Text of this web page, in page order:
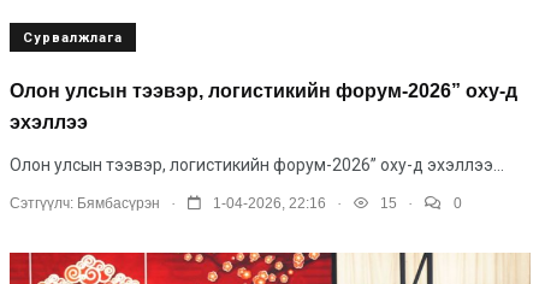
Сурвалжлага
Олон улсын тээвэр, логистикийн форум-2026” оху-д
эхэллээ
Олон улсын тээвэр, логистикийн форум-2026” оху-д эхэллээ...
Сэтгүүлч: Бямбасүрэн . 1-04-2026, 22:16 . 15 . 0